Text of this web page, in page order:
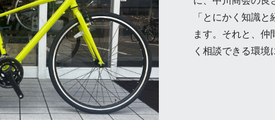
「とにかく知識
ます。それと、仲
く相談できる環境